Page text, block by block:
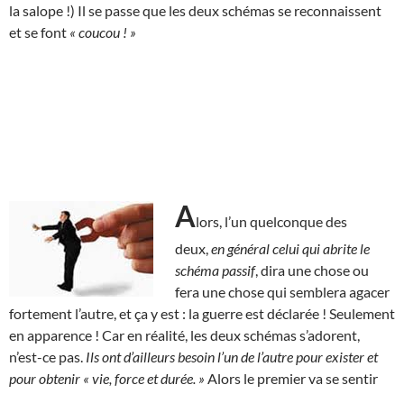
la salope !) Il se passe que les deux schémas se reconnaissent
et se font « coucou ! »
Alors, l’un quelconque des
deux, en général celui qui abrite le
schéma passif, dira une chose ou
fera une chose qui semblera agacer
fortement l’autre, et ça y est : la guerre est déclarée ! Seulement
en apparence ! Car en réalité, les deux schémas s’adorent,
n’est-ce pas. Ils ont d’ailleurs besoin l’un de l’autre pour exister et
pour obtenir « vie, force et durée. » Alors le premier va se sentir